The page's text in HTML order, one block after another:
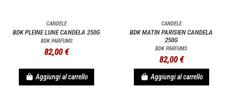
CANDELE
BDK PLEINE LUNE CANDELA 250G
BDK PARFUMS
82,00 €
Aggiungi al carrello
CANDELE
BDK MATIN PARISIEN CANDELA
250G
BDK PARFUMS
82,00 €
Aggiungi al carrello